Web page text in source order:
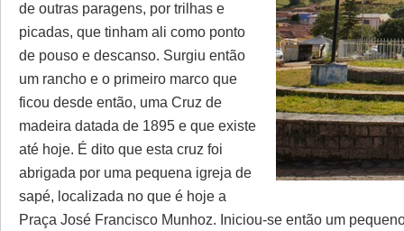
de outras paragens, por trilhas e
picadas, que tinham ali como ponto
de pouso e descanso. Surgiu então
um rancho e o primeiro marco que
ficou desde então, uma Cruz de
madeira datada de 1895 e que existe
até hoje. É dito que esta cruz foi
abrigada por uma pequena igreja de
sapé, localizada no que é hoje a
Praça José Francisco Munhoz. Iniciou-se então um